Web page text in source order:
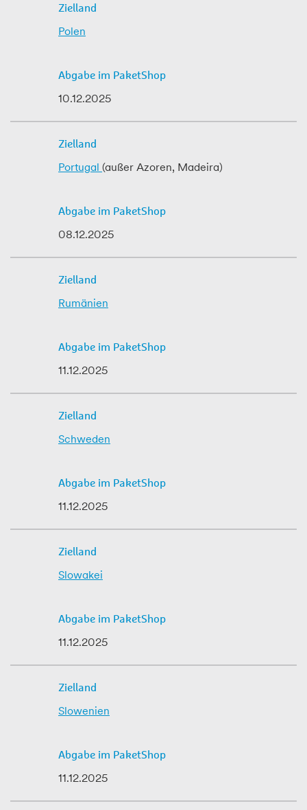
Polen
10.12.2025
Portugal (außer Azoren, Madeira)
08.12.2025
Rumänien
11.12.2025
Schweden
11.12.2025
Slowakei
11.12.2025
Slowenien
11.12.2025